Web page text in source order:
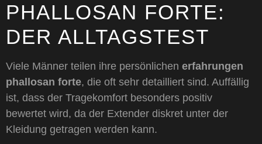
PHALLOSAN FORTE:
DER ALLTAGSTEST
Viele Männer teilen ihre persönlichen erfahrungen
phallosan forte, die oft sehr detailliert sind. Auffällig
ist, dass der Tragekomfort besonders positiv
bewertet wird, da der Extender diskret unter der
Kleidung getragen werden kann.